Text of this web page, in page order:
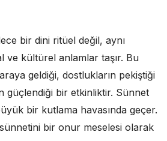
bir dini ritüel değil, aynı
ve kültürel anlamlar taşır. Bu
geldiği, dostlukların pekiştiği
güçlendiği bir etkinliktir. Sünnet
bir kutlama havasında geçer.
bir onur meselesi olarak